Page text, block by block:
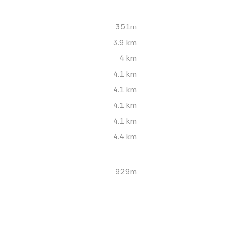
351m
3.9 km
4 km
4.1 km
4.1 km
4.1 km
4.1 km
4.4 km
929m